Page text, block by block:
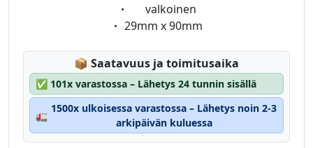
Eigenschaft:
valkoinen
Eigenschaft:
29mm x 90mm
📦 Lagerstatus:
Saatavuus ja toimitusaika
✅ 101x varastossa – Lähetys 24 tunnin sisällä
🚛
1500x ulkoisessa varastossa – Lähetys noin 2-3
arkipäivän kuluessa